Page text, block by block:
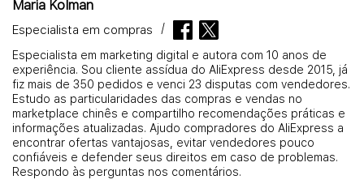
Maria Kolman
Especialista em compras
Especialista em marketing digital e autora com 10 anos de
experiência. Sou cliente assídua do AliExpress desde 2015, já
fiz mais de 350 pedidos e venci 23 disputas com vendedores.
Estudo as particularidades das compras e vendas no
marketplace chinês e compartilho recomendações práticas e
informações atualizadas. Ajudo compradores do AliExpress a
encontrar ofertas vantajosas, evitar vendedores pouco
confiáveis e defender seus direitos em caso de problemas.
Respondo às perguntas nos comentários.